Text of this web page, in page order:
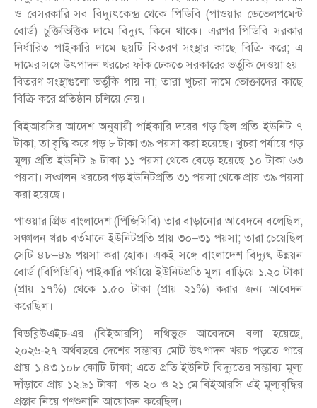
ও বেসরকারি সব বিদ্যুৎকেন্দ্র থেকে পিডিবি (পাওয়ার ডেভেলপমেন্ট
বোর্ড) চুক্তিভিত্তিক দামে বিদ্যুৎ কিনে থাকে। এরপর পিডিবি সরকার
নির্ধারিত পাইকারি দামে ছয়টি বিতরণ সংস্থার কাছে বিক্রি করে; এ
দামের সঙ্গে উৎপাদন খরচের ফাঁক ঢেকতে সরকারের ভর্তুকি দেওয়া হয়।
বিতরণ সংস্থাগুলো ভর্তুকি পায় না; তারা খুচরা দামে ভোক্তাদের কাছে
বিক্রি করে প্রতিষ্ঠান চলিয়ে নেয়।
বিইআরসির আদেশ অনুযায়ী পাইকারি দরের গড় ছিল প্রতি ইউনিট ৭
টাকা; তা বৃদ্ধি করে গড় ৮ টাকা ৩৯ পয়সা করা হয়েছে। খুচরা পর্যায়ে গড়
মূল্য প্রতি ইউনিট ৯ টাকা ১১ পয়সা থেকে বেড়ে হয়েছে ১০ টাকা ৬৩
পয়সা। সঞ্চালন খরচের গড় ইউনিটপ্রতি ৩১ পয়সা থেকে প্রায় ৩৯ পয়সা
করা হয়েছে।
পাওয়ার গ্রিড বাংলাদেশ (পিজিসিবি) তার বাড়ানোর আবেদনে বলেছিল,
সঞ্চালন খরচ বর্তমানে ইউনিটপ্রতি প্রায় ৩০–৩১ পয়সা; তারা চেয়েছিল
সেটি ৪৮–৪৯ পয়সা করা হোক। একই সঙ্গে বাংলাদেশ বিদ্যুৎ উন্নয়ন
বোর্ড (বিপিডিবি) পাইকারি পর্যায়ে ইউনিটপ্রতি মূল্য বাড়িয়ে ১.২০ টাকা
(প্রায় ১৭%) থেকে ১.৫০ টাকা (প্রায় ২১%) করার জন্য আবেদন
করেছিল।
বিডব্লিউএইচ-এর (বিইআরসি) নথিভুক্ত আবেদনে বলা হয়েছে,
২০২৬-২৭ অর্থবছরে দেশের সম্ভাব্য মোট উৎপাদন খরচ পড়তে পারে
প্রায় ১,৪৩,১০৮ কোটি টাকা; এতে প্রতি ইউনিট বিদ্যুতের সম্ভাব্য মূল্য
দাঁড়াবে প্রায় ১২.৯১ টাকা। গত ২০ ও ২১ মে বিইআরসি এই মূল্যবৃদ্ধির
প্রস্তাব নিয়ে গণশুনানি আয়োজন করেছিল।